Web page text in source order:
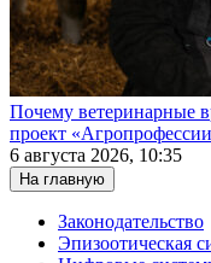
Почему ветеринарные
проект
6 августа 2026, 10:35
На главную
Законодательство
Эпизоотическая